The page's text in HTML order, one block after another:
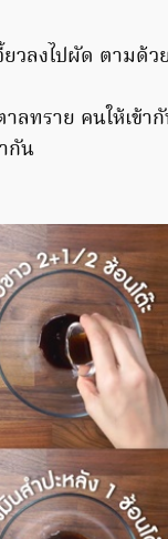
วลงไปผัด ตามด้ว
ลทราย คนให้เข้า
กัน